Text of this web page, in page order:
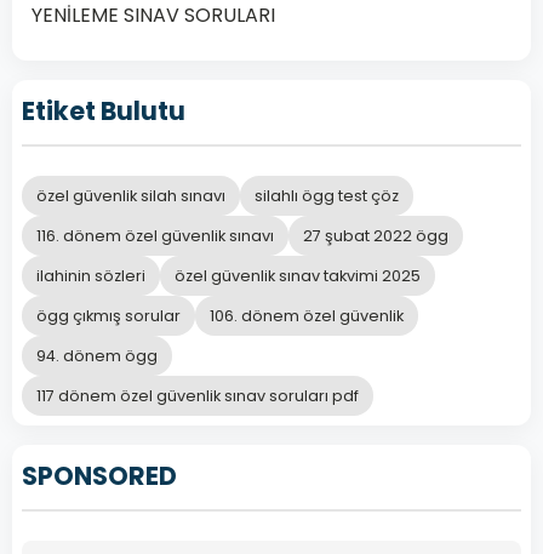
YENİLEME SINAV SORULARI
Etiket Bulutu
özel güvenlik silah sınavı
silahlı ögg test çöz
116. dönem özel güvenlik sınavı
27 şubat 2022 ögg
ilahinin sözleri
özel güvenlik sınav takvimi 2025
ögg çıkmış sorular
106. dönem özel güvenlik
94. dönem ögg
117 dönem özel güvenlik sınav soruları pdf
SPONSORED